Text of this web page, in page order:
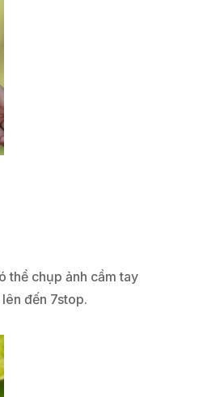
thể chụp ảnh cầm tay
đến 7stop.